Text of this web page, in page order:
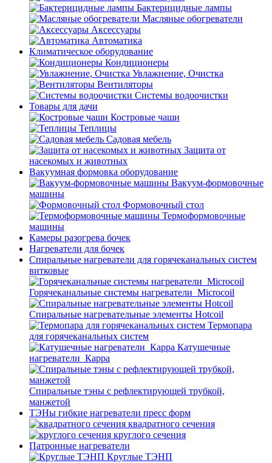
Бактерицидные лампы
Масляные обогреватели
Аксессуары
Автоматика
Климатическое оборудование
Кондиционеры
Увлажнение, Очистка
Вентиляторы
Системы водоочистки
Товары для дачи
Костровые чаши
Теплицы
Садовая мебель
Защита от
насекомых и животных
Вакуумная формовка оборудование
Вакуум-формовочные
машины
Формовочный стол
Термоформовочные
машины
Камеры разогрева бочек
Нагреватели для бочек
Спиральные нагреватели для горячеканальных систем
витковые
Горячеканальные системы нагреватели_Microcoil
Спиральные нагревательные элементы Hotcoil
Термопара
для горячеканальных систем
Катушечные
нагреватели_Карра
Спиральные тэны с рефлектирующей трубкой,
манжетой
ТЭНы гибкие нагреватели пресс форм
квадратного сечения
круглого сечения
Патронные нагреватели
Круглые ТЭНП